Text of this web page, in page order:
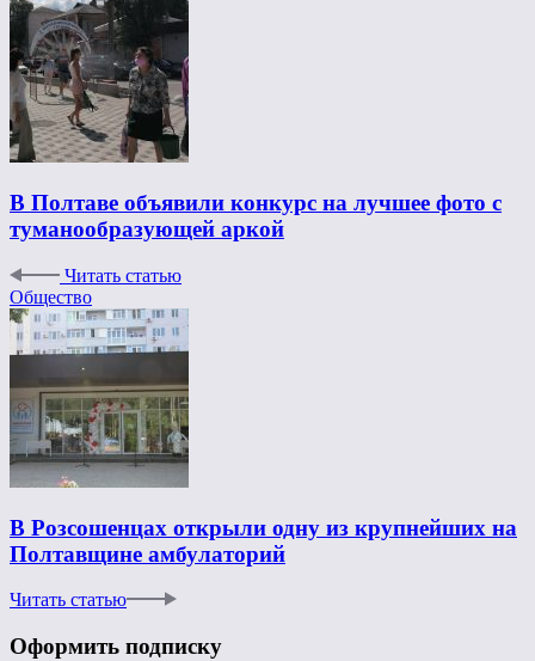
В Полтаве объявили конкурс на лучшее фото с
туманообразующей аркой
Читать статью
Общество
В Розсошенцах открыли одну из крупнейших на
Полтавщине амбулаторий
Читать статью
Оформить подписку